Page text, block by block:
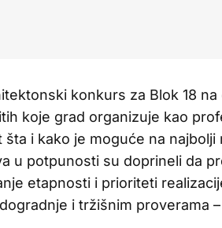
konkurs za Blok 18 na
koje grad organizuje kao
i kako je moguće na najbolji
u potpunosti su doprineli da
etapnosti i prioriteti
i tržišnim proverama